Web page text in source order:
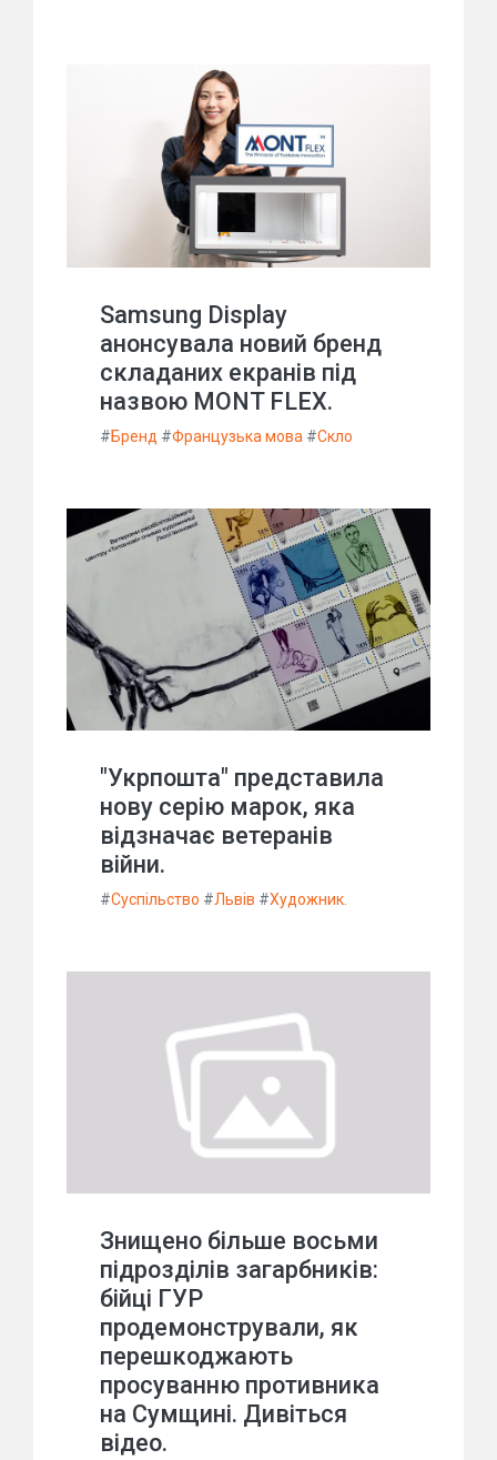
Samsung Display
анонсувала новий бренд
складаних екранів під
назвою MONT FLEX.
#Бренд #Французька мова #Скло
"Укрпошта" представила
нову серію марок, яка
відзначає ветеранів
війни.
#Суспільство #Львів #Художник.
Знищено більше восьми
підрозділів загарбників:
бійці ГУР
продемонстрували, як
перешкоджають
просуванню противника
на Сумщині. Дивіться
відео.